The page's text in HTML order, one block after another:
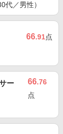
代／男性）
66.91点
ー
66.76
点